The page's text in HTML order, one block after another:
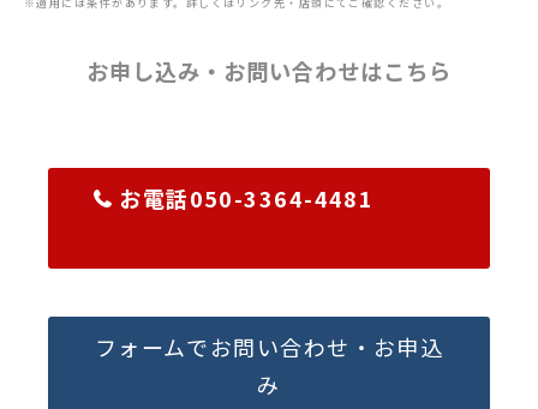
お申し込み・お問い合わせはこちら
お電話050-3364-4481
フォームでお問い合わせ・お申込
み